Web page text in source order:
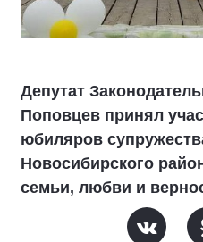
Депутат
Поповцев принял
юбиляров
Новосибирского
семьи, любви и